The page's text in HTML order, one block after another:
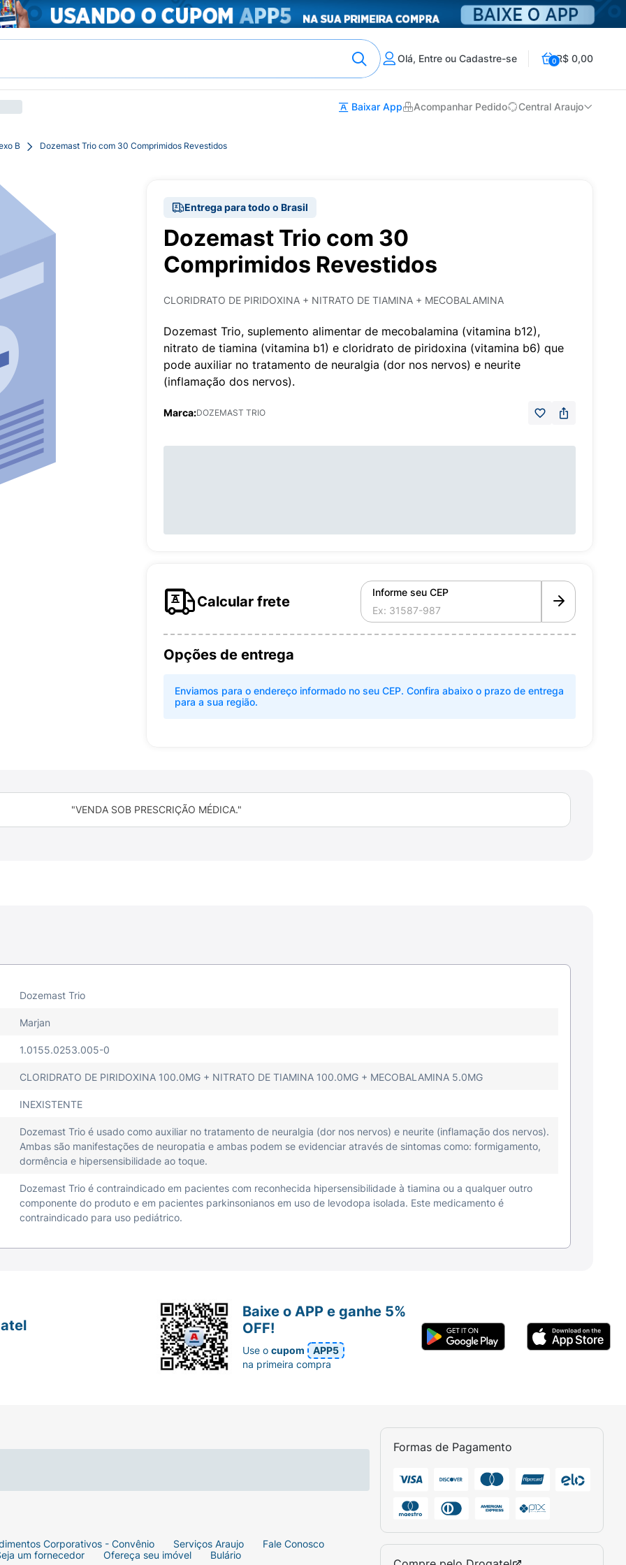
Olá, Entre ou Cadastre-se 0R$ 0,00
Baixar App Acompanhar Pedido Central Araujo
B Dozemast Trio com 30 Comprimidos Revestidos
Entrega para todo o Brasil
Dozemast Trio com 30
Comprimidos Revestidos
CLORIDRATO DE PIRIDOXINA + NITRATO DE TIAMINA + MECOBALAMINA
Dozemast Trio, suplemento alimentar de mecobalamina (vitamina b12),
nitrato de tiamina (vitamina b1) e cloridrato de piridoxina (vitamina b6) que
pode auxiliar no tratamento de neuralgia (dor nos nervos) e neurite
(inflamação dos nervos).
Marca:DOZEMAST TRIO
Calcular frete
Informe seu CEP
Opções de entrega
Enviamos para o endereço informado no seu CEP. Confira abaixo o prazo de entrega
para a sua região.
"VENDA SOB PRESCRIÇÃO MÉDICA."
Dozemast Trio
Marjan
1.0155.0253.005-0
CLORIDRATO DE PIRIDOXINA 100.0MG + NITRATO DE TIAMINA 100.0MG + MECOBALAMINA 5.0MG
INEXISTENTE
Dozemast Trio é usado como auxiliar no tratamento de neuralgia (dor nos nervos) e neurite (inflamação dos nervos).
Ambas são manifestações de neuropatia e ambas podem se evidenciar através de sintomas como: formigamento,
dormência e hipersensibilidade ao toque.
Dozemast Trio é contraindicado em pacientes com reconhecida hipersensibilidade à tiamina ou a qualquer outro
componente do produto e em pacientes parkinsonianos em uso de levodopa isolada. Este medicamento é
contraindicado para uso pediátrico.
Corporativos - Convênio Serviços Araujo
Fale Conosco
um fornecedor Ofereça seu imóvel Bulário
Formas de Pagamento
Baixe o APP e ganhe 5%
OFF!
Use ocupom
APP5
na primeira compra